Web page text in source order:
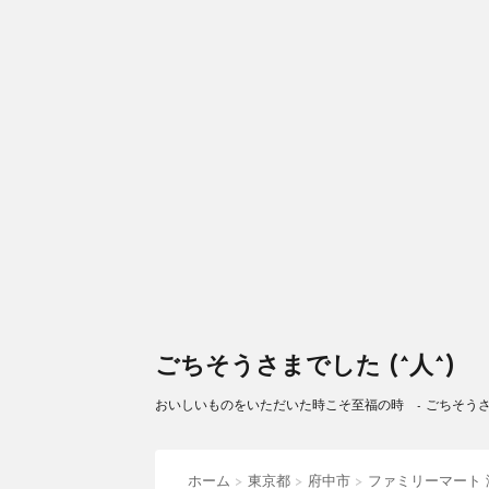
ごちそうさまでした (^人^)
おいしいものをいただいた時こそ至福の時 - ごちそう
ホーム > 東京都 > 府中市 > ファミリーマート